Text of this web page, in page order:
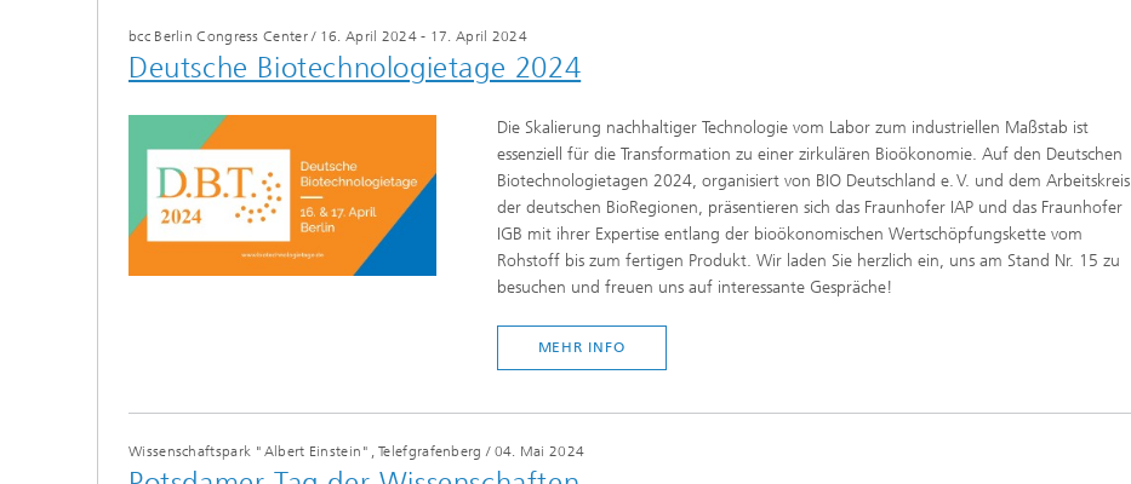
bcc Berlin Congress Center/ 16. April 2024 - 17. April 2024
Deutsche Biotechnologietage 2024
Die Skalierung nachhaltiger Technologie vom Labor zum industriellen Maßstab ist
essenziell für die Transformation zu einer zirkulären Bioökonomie. Auf den Deutschen
Biotechnologietagen 2024, organisiert von BIO Deutschland e. V. und dem Arbeitskreis
der deutschen BioRegionen, präsentieren sich das Fraunhofer IAP und das Fraunhofer
IGB mit ihrer Expertise entlang der bioökonomischen Wertschöpfungskette vom
Rohstoff bis zum fertigen Produkt. Wir laden Sie herzlich ein, uns am Stand Nr. 15 zu
besuchen und freuen uns auf interessante Gespräche!
MEHR INFO
Wissenschaftspark "Albert Einstein", Telefgrafenberg / 04. Mai 2024